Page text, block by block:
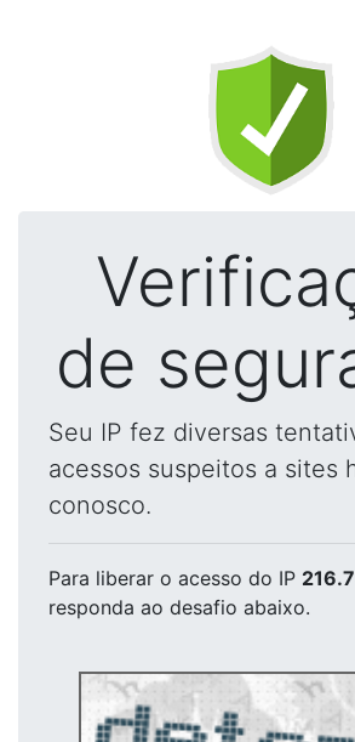
de
Seu IP fez diversas
acessos suspeitos a sites
conosco.
Para liberar o acesso do IP
responda ao desafio abaixo.